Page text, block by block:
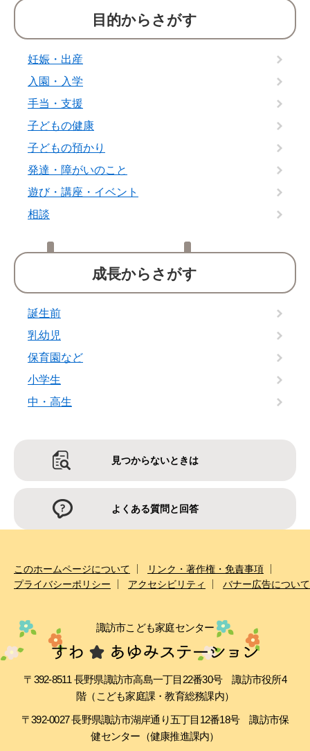
目的からさがす
妊娠・出産
入園・入学
手当・支援
子どもの健康
子どもの預かり
発達・障がいのこと
遊び・講座・イベント
相談
成長からさがす
誕生前
乳幼児
保育園など
小学生
中・高生
見つからないときは
よくある質問と回答
このホームページについて
リンク・著作権・免責事項
プライバシーポリシー
アクセシビリティ バナー広告について
諏訪市こども家庭センター
〒392-8511 長野県諏訪市高島一丁目22番30号 諏訪市役所4
階（こども家庭課・教育総務課内）
〒392-0027 長野県諏訪市湖岸通り五丁目12番18号 諏訪市保
健センター（健康推進課内）